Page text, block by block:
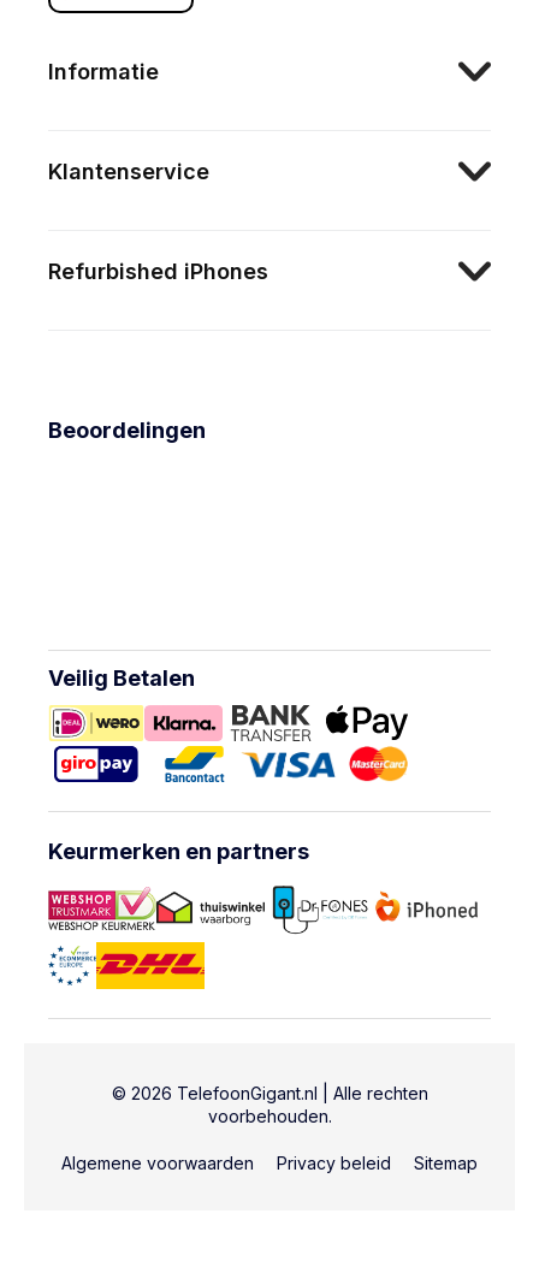
Informatie
Klantenservice
Refurbished iPhones
Beoordelingen
Veilig Betalen
Keurmerken en partners
© 2026 TelefoonGigant.nl | Alle rechten
voorbehouden.
Algemene voorwaarden Privacy beleid Sitemap